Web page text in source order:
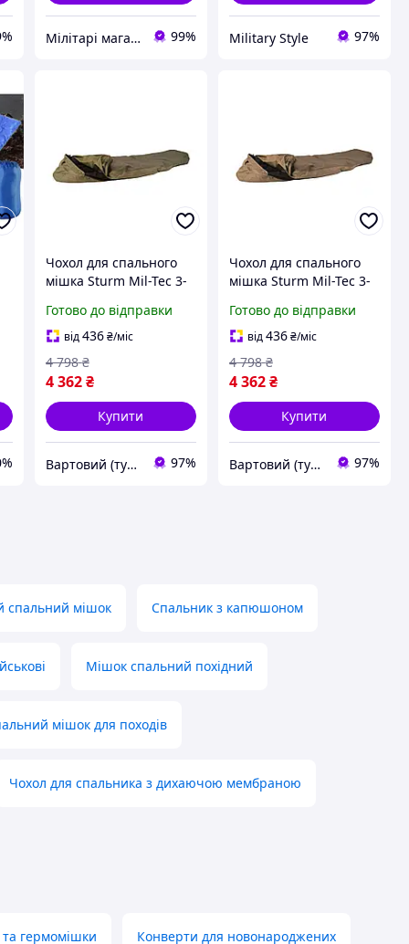
Мілітарі магазин ТМ "Marck-men" 99% Military Style 97%
Чохол для спального
мішка Sturm Mil-Tec 3-
Sleeping Bag CoverOlive
(1411-vart)
Готово до відправки
від436 ₴/міс
4 362 ₴
4 798 ₴
Купити
Вартовий (туризм, полювання та кемпінг) 97%
Чохол для спального
мішка Sturm Mil-Tec 3-
Sleeping Bag
CoverCoyote (1411-vart)
Готово до відправки
від436₴/міс
4 362₴
4 798 ₴
Купити
Вартовий (туризм, полювання та кемпінг) 97%
спальний мішок Спальник з капюшоном
Мішок спальний похідний
мішок для походів
Чохол для спальника з дихаючою мембраною
гермомішки Конверти для новонароджених